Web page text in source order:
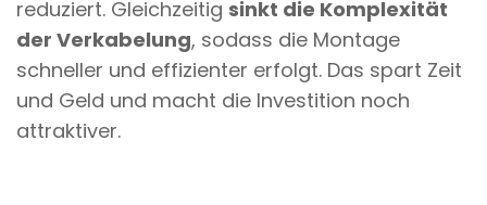
reduziert. Gleichzeitig sinkt die Komplexität
der Verkabelung, sodass die Montage
schneller und effizienter erfolgt. Das spart Zeit
und Geld und macht die Investition noch
attraktiver.